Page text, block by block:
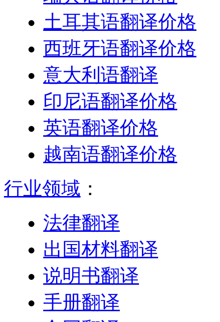
土耳其语翻译价格
西班牙语翻译价格
意大利语翻译
印尼语翻译价格
英语翻译价格
越南语翻译价格
行业领域 ：
法律翻译
出国材料翻译
说明书翻译
手册翻译